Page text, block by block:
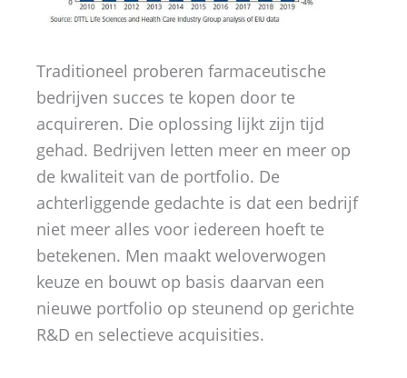
Traditioneel proberen farmaceutische
bedrijven succes te kopen door te
acquireren. Die oplossing lijkt zijn tijd
gehad. Bedrijven letten meer en meer op
de kwaliteit van de portfolio. De
achterliggende gedachte is dat een bedrijf
niet meer alles voor iedereen hoeft te
betekenen. Men maakt weloverwogen
keuze en bouwt op basis daarvan een
nieuwe portfolio op steunend op gerichte
R&D en selectieve acquisities.